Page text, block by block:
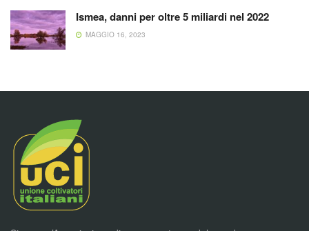
Ismea, danni per oltre 5 miliardi nel 2022
MAGGIO 16, 2023